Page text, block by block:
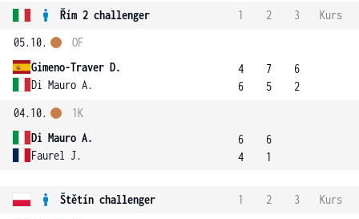
Řím 2 challenger 1 2 3
Kurs
05.10.
Gimeno-Traver D.
Di Mauro A.
OF
4
6
7
5
6
2
04.10.
Di Mauro A.
Faurel J.
1K
6
4
6
1
Štětín challenger 1 2 3
Kurs